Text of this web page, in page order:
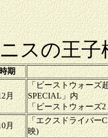
スの王
期
月
「ビーストウォーズ
SPECIAL」内
「ビーストウォーズ
月
「エクスドライバー
映)